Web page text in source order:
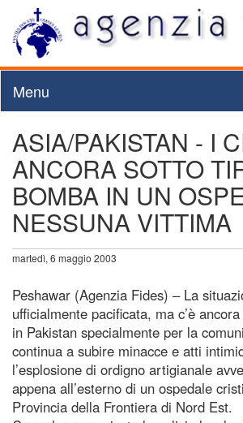
Menu
ASIA/PAKISTAN - I
ANCORA SOTTO
BOMBA IN UN
NESSUNA VITTIMA
martedì, 6 maggio 2003
Peshawar (Agenzia Fides) – La
ufficialmente pacificata, ma c’è
in Pakistan specialmente per la
continua a subire minacce e atti
l’esplosione di ordigno artigianale
appena all’esterno di un ospedale
Provincia della Frontiera di Nord Est.